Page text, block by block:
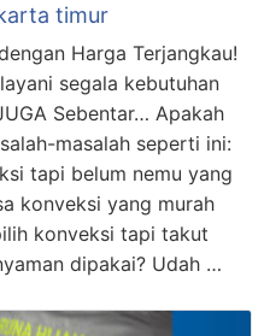
timur
Harga Terjangkau!
segala kebutuhan
Sebentar… Apakah
masalah seperti ini:
tapi belum nemu yang
konveksi yang murah
konveksi tapi takut
dipakai? Udah …